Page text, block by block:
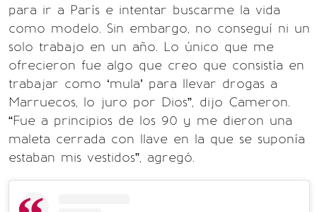
para ir a París e intentar buscarme la vida
como modelo. Sin embargo, no conseguí ni un
solo trabajo en un año. Lo único que me
ofrecieron fue algo que creo que consistía en
trabajar como ‘mula’ para llevar drogas a
Marruecos, lo juro por Dios”, dijo Cameron.
“Fue a principios de los 90 y me dieron una
maleta cerrada con llave en la que se suponía
estaban mis vestidos”, agregó.